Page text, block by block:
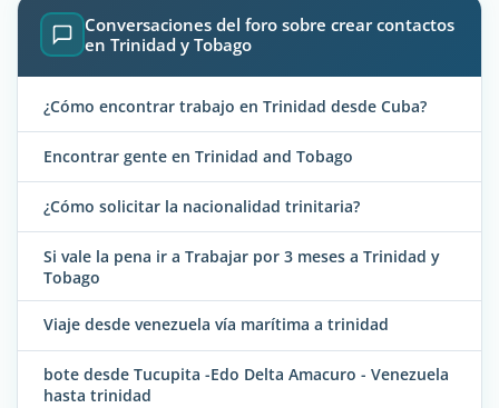
Conversaciones del foro sobre crear contactos
en Trinidad y Tobago
¿Cómo encontrar trabajo en Trinidad desde Cuba?
Encontrar gente en Trinidad and Tobago
¿Cómo solicitar la nacionalidad trinitaria?
Si vale la pena ir a Trabajar por 3 meses a Trinidad y
Tobago
Viaje desde venezuela vía marítima a trinidad
bote desde Tucupita -Edo Delta Amacuro - Venezuela
hasta trinidad